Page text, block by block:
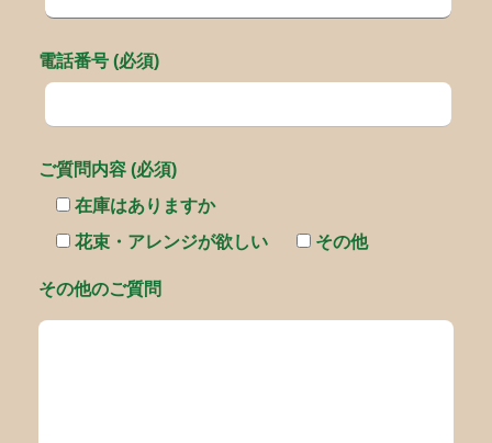
電話番号 (必須)
ご質問内容 (必須)
在庫はありますか
花束・アレンジが欲しい
その他
その他のご質問